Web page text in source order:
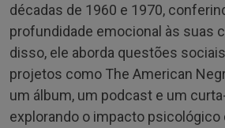
décadas de 1960 e 1970,
profundidade emocional às suas
disso, ele aborda questões
projetos como The American
um álbum, um podcast e um
explorando o impacto psicológico